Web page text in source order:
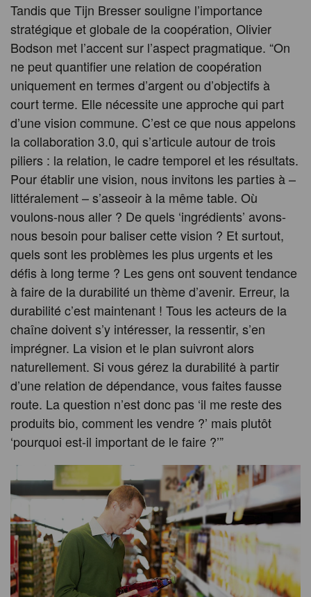
Tandis que Tijn Bresser souligne l’importance
stratégique et globale de la coopération, Olivier
Bodson met l’accent sur l’aspect pragmatique. “On
ne peut quantifier une relation de coopération
uniquement en termes d’argent ou d’objectifs à
court terme. Elle nécessite une approche qui part
d’une vision commune. C’est ce que nous appelons
la collaboration 3.0, qui s’articule autour de trois
piliers : la relation, le cadre temporel et les résultats.
Pour établir une vision, nous invitons les parties à –
littéralement – s’asseoir à la même table. Où
voulons-nous aller ? De quels ‘ingrédients’ avons-
nous besoin pour baliser cette vision ? Et surtout,
quels sont les problèmes les plus urgents et les
défis à long terme ? Les gens ont souvent tendance
à faire de la durabilité un thème d’avenir. Erreur, la
durabilité c’est maintenant ! Tous les acteurs de la
chaîne doivent s’y intéresser, la ressentir, s’en
imprégner. La vision et le plan suivront alors
naturellement. Si vous gérez la durabilité à partir
d’une relation de dépendance, vous faites fausse
route. La question n’est donc pas ‘il me reste des
produits bio, comment les vendre ?’ mais plutôt
‘pourquoi est-il important de le faire ?’”